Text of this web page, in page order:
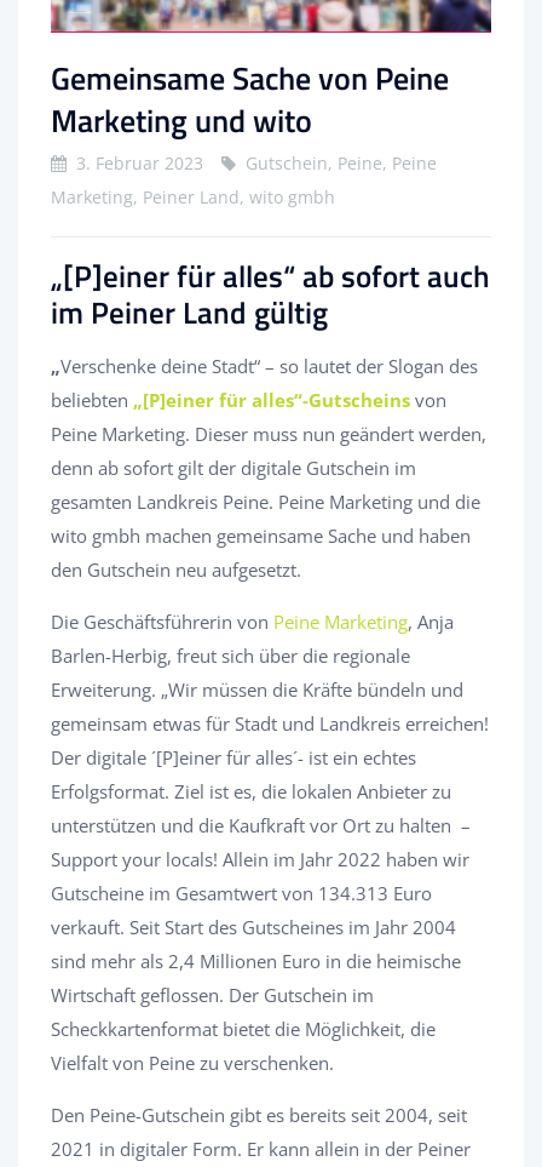
Gemeinsame Sache von Peine
Marketing und wito
3. Februar 2023
Gutschein, Peine, Peine
Marketing, Peiner Land, wito gmbh
„[P]einer für alles“ ab sofort auch
im Peiner Land gültig
„Verschenke deine Stadt“ – so lautet der Slogan des
beliebten „[P]einer für alles“-Gutscheins von
Peine Marketing. Dieser muss nun geändert werden,
denn ab sofort gilt der digitale Gutschein im
gesamten Landkreis Peine. Peine Marketing und die
wito gmbh machen gemeinsame Sache und haben
den Gutschein neu aufgesetzt.
Die Geschäftsführerin von Peine Marketing, Anja
Barlen-Herbig, freut sich über die regionale
Erweiterung. „Wir müssen die Kräfte bündeln und
gemeinsam etwas für Stadt und Landkreis erreichen!
Der digitale ´[P]einer für alles´- ist ein echtes
Erfolgsformat. Ziel ist es, die lokalen Anbieter zu
unterstützen und die Kaufkraft vor Ort zu halten –
Support your locals! Allein im Jahr 2022 haben wir
Gutscheine im Gesamtwert von 134.313 Euro
verkauft. Seit Start des Gutscheines im Jahr 2004
sind mehr als 2,4 Millionen Euro in die heimische
Wirtschaft geflossen. Der Gutschein im
Scheckkartenformat bietet die Möglichkeit, die
Vielfalt von Peine zu verschenken.
Den Peine-Gutschein gibt es bereits seit 2004, seit
2021 in digitaler Form. Er kann allein in der Peiner